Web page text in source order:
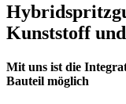
Kunststoff
Mit uns ist die
Bauteil möglich